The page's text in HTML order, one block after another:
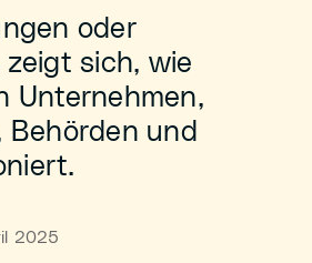
oder
sich, wie
Unternehmen,
und
2025